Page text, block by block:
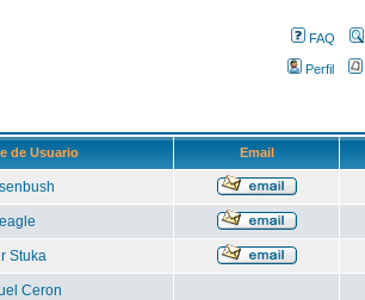
FAQ
Perfil
de Usuario Email
eagle
Stuka
Ceron